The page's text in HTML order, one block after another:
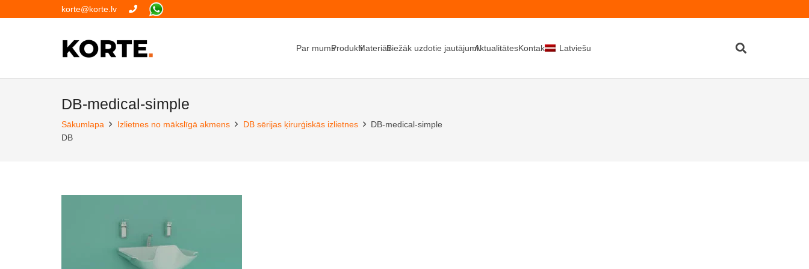
korte@korte.lv
Par mumsProduktiMateriāliBiežāk uzdotie jautājumiAktualitātesKontakti Latviešu
DB-medical-simple
Sākumlapa Izlietnes no mākslīgā akmens DB sērijas ķirurģiskās izlietnes
DB-medical-simple
DB